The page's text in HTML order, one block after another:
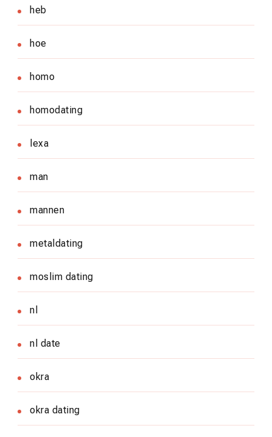
heb
hoe
homo
homodating
lexa
man
mannen
metaldating
moslim dating
nl
nl date
okra
okra dating